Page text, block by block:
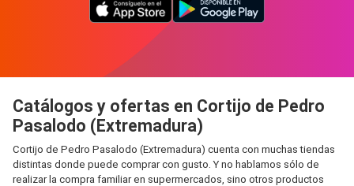
Catálogos y ofertas en Cortijo de Pedro
Pasalodo (Extremadura)
Cortijo de Pedro Pasalodo (Extremadura) cuenta con muchas tiendas
distintas donde puede comprar con gusto. Y no hablamos sólo de
realizar la compra familiar en supermercados, sino otros productos